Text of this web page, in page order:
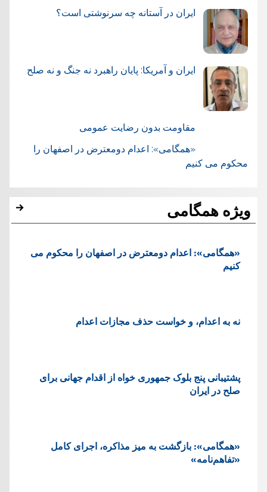
ایران در آستانه چه سرنوشتی است؟
ایران و آمریکا: پایان راهبرد نه جنگ و نه صلح
مقاومت بدون رضایت عمومی
«همگامی»: اعدام دومعترض در اصفهان را
محکوم می کنیم
ویژه همگامی
«همگامی»: اعدام دومعترض در اصفهان را محکوم می
کنیم
نه به اعدام، و خواست حذف مجازات اعدام
پشتيبانی پنج بلوک جمهوری خواه از اقدام جهانی برای
صلح در ایران
«همگامی»: بازگشت به میز مذاکره، اجرای کامل
«تفاهم‌نامه»